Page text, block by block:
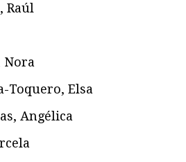
Raúl
Nora
Toquero, Elsa
Angélica